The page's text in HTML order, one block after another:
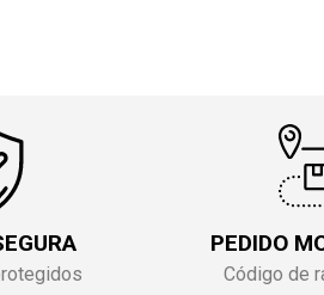
PEDIDO
Código de